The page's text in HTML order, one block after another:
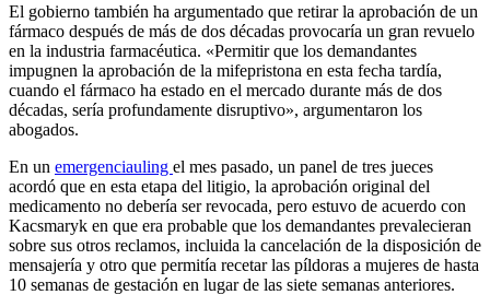
El gobierno también ha argumentado que retirar la aprobación de un
fármaco después de más de dos décadas provocaría un gran revuelo
en la industria farmacéutica. «Permitir que los demandantes
impugnen la aprobación de la mifepristona en esta fecha tardía,
cuando el fármaco ha estado en el mercado durante más de dos
décadas, sería profundamente disruptivo», argumentaron los
abogados.
En un emergenciauling el mes pasado, un panel de tres jueces
acordó que en esta etapa del litigio, la aprobación original del
medicamento no debería ser revocada, pero estuvo de acuerdo con
Kacsmaryk en que era probable que los demandantes prevalecieran
sobre sus otros reclamos, incluida la cancelación de la disposición de
mensajería y otro que permitía recetar las píldoras a mujeres de hasta
10 semanas de gestación en lugar de las siete semanas anteriores.